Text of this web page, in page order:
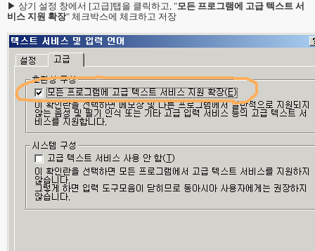
▶ 상기 설정 창에서 [고급]탭을 클릭하고, "모든 프로그램에 고급 텍스트 서
비스 지원 확장" 체크박스에 체크하고 저장